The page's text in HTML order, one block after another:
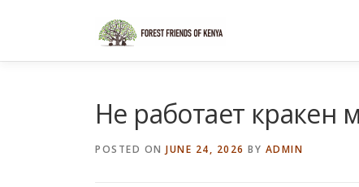
Не работает кракен
POSTED ON JUNE 24, 2026 BY ADMIN